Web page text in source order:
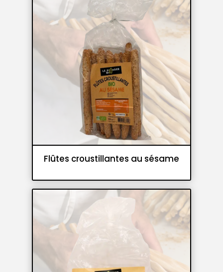
Flûtes croustillantes au sésame
Gressins et flûtes croustillantes
Panifications